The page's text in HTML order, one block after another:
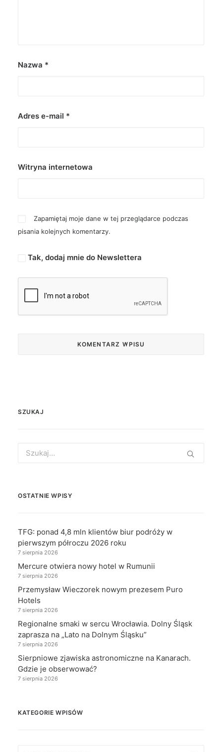
Nazwa *
Adres e-mail *
Witryna internetowa
Zapamiętaj moje dane w tej przeglądarce podczas
pisania kolejnych komentarzy.
Tak, dodaj mnie do Newslettera
SZUKAJ
for:
OSTATNIE WPISY
TFG: ponad 4,8 mln klientów biur podróży w
pierwszym półroczu 2026 roku
7 sierpnia 2026
Mercure otwiera nowy hotel w Rumunii
7 sierpnia 2026
Przemysław Wieczorek nowym prezesem Puro
Hotels
7 sierpnia 2026
Regionalne smaki w sercu Wrocławia. Dolny Śląsk
zaprasza na „Lato na Dolnym Śląsku”
7 sierpnia 2026
Sierpniowe zjawiska astronomiczne na Kanarach.
Gdzie je obserwować?
7 sierpnia 2026
KATEGORIE WPISÓW